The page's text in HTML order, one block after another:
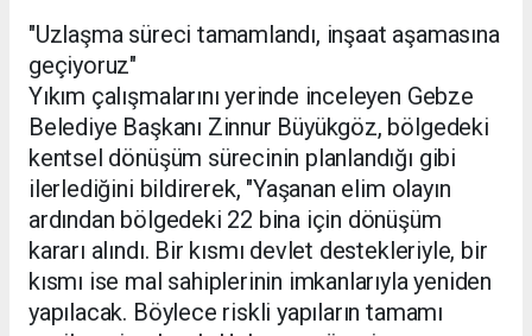
"Uzlaşma süreci tamamlandı, inşaat aşamasına
geçiyoruz"
Yıkım çalışmalarını yerinde inceleyen Gebze
Belediye Başkanı Zinnur Büyükgöz, bölgedeki
kentsel dönüşüm sürecinin planlandığı gibi
ilerlediğini bildirerek, "Yaşanan elim olayın
ardından bölgedeki 22 bina için dönüşüm
kararı alındı. Bir kısmı devlet destekleriyle, bir
kısmı ise mal sahiplerinin imkanlarıyla yeniden
yapılacak. Böylece riskli yapıların tamamı